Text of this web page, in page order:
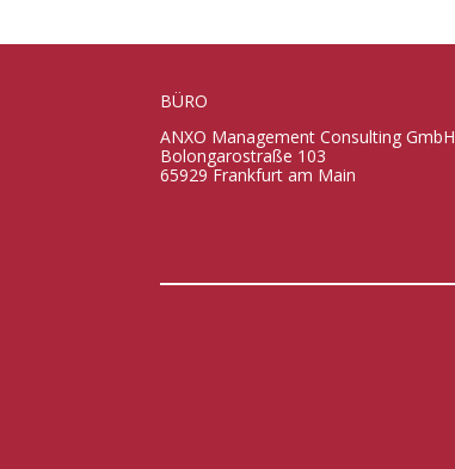
BÜRO
ANXO Management Consulting GmbH
Bolongarostraße 103
65929 Frankfurt am Main